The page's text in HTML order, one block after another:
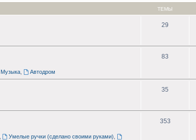
ТЕМЫ
29
Музыка Автодром
83
35
Умелые ручки (сделано своими руками)
353